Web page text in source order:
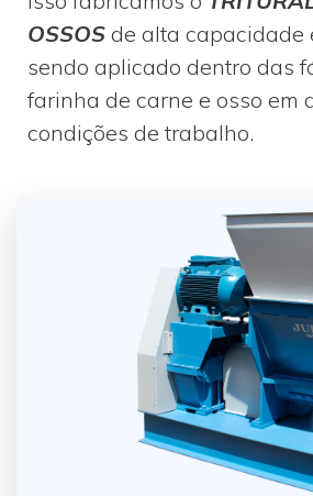
OSSOS de alta capacidade
sendo aplicado dentro das
farinha de carne e osso em
condições de trabalho.